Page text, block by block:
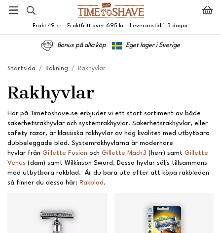
Frakt 49 kr - Fraktfritt över 695 kr - Leveranstid 1-3 dagar
Bonus på alla köp Eget lager i Sverige
Startsida / Rakning / Rakhyvlar
Rakhyvlar
Här på Timetoshave.se erbjuder vi ett stort sortiment av både
säkerhetsrakhyvlar och systemrakhyvlar. Säkerhetsrakhyvlar, eller
safety razor, är klassiska rakhyvlar av hög kvalitet med utbytbara
dubbeleggade blad. Systemrakhyvlarna är modernare
hyvlar från Gillette Fusion och Gillette Mach3 (herr) samt Gillette
Venus (dam) samt Wilkinson Sword. Dessa hyvlar säljs tillsammans
med utbytbara rakblad. Är du bara ute efter att köpa rakbladen
så finner du dessa här: Rakblad .